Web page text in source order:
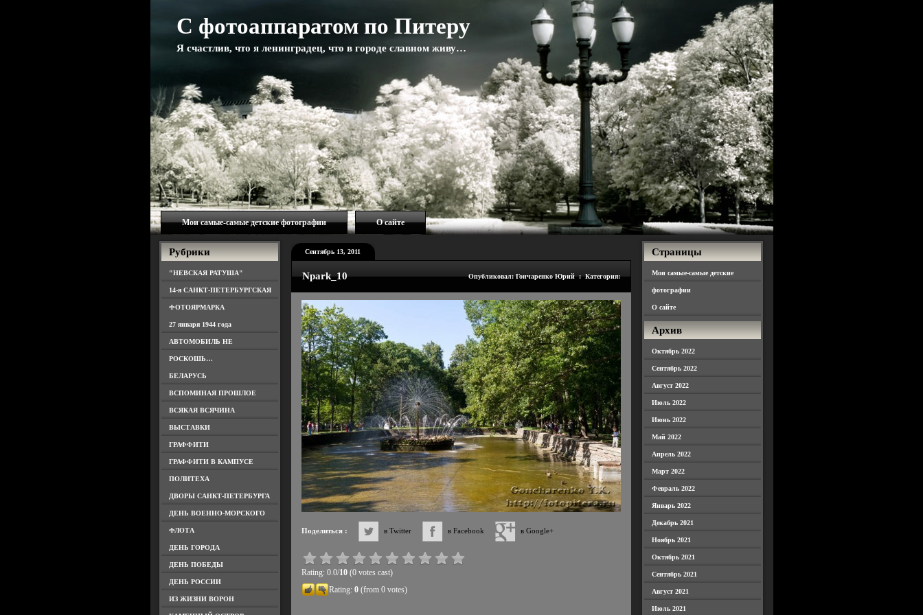
С фотоаппаратом по Питеру
Я счастлив, что я ленинградец, что в городе славном живу…
Мои самые-самые детские фотографии О сайте
Рубрики
"НЕВСКАЯ РАТУША"
14-я САНКТ-ПЕТЕРБУРГСКАЯ
ФОТОЯРМАРКА
27 января 1944 года
АВТОМОБИЛЬ НЕ
РОСКОШЬ…
БЕЛАРУСЬ
ВСПОМИНАЯ ПРОШЛОЕ
ВСЯКАЯ ВСЯЧИНА
ВЫСТАВКИ
ГРАФФИТИ
ГРАФФИТИ В КАМПУСЕ
ПОЛИТЕХА
ДВОРЫ САНКТ-ПЕТЕРБУРГА
ДЕНЬ ВОЕННО-МОРСКОГО
ФЛОТА
ДЕНЬ ГОРОДА
ДЕНЬ ПОБЕДЫ
ДЕНЬ РОССИИ
ИЗ ЖИЗНИ ВОРОН
Сентябрь 13, 2011
Npark_10 Опубликовал: Гончаренко Юрий : Категория:
Поделиться : в Twitter в Facebook в Google+
Rating: 0.0/10(0 votes cast)
Rating: 0(from 0 votes)
Страницы
Мои самые-самые детские
фотографии
О сайте
Архив
Октябрь 2022
Сентябрь 2022
Август 2022
Июль 2022
Июнь 2022
Май 2022
Апрель 2022
Март 2022
Февраль 2022
Январь 2022
Декабрь 2021
Ноябрь 2021
Октябрь 2021
Сентябрь 2021
Август 2021
Июль 2021